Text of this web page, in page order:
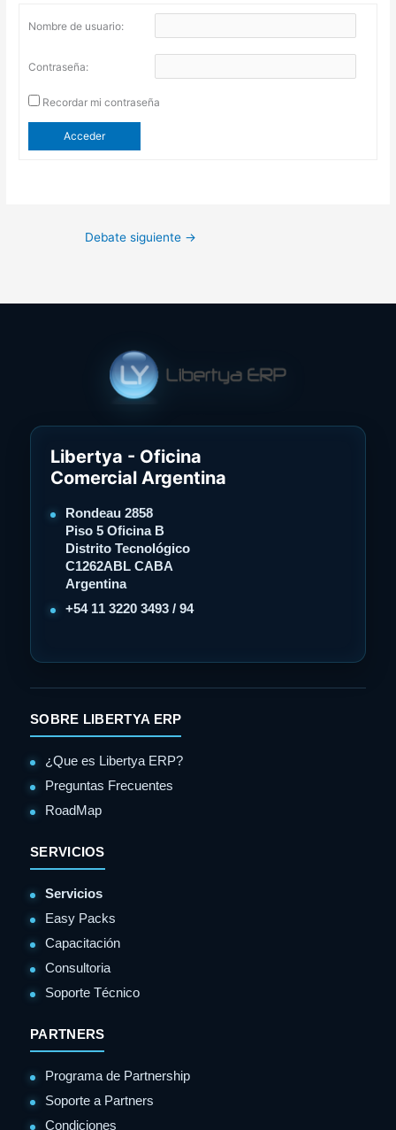
Nombre de usuario:
Contraseña:
Recordar mi contraseña
Acceder
Debate siguiente →
Libertya - Oficina
Comercial Argentina
Rondeau 2858
Piso 5 Oficina B
Distrito Tecnológico
C1262ABL CABA
Argentina
+54 11 3220 3493 / 94
SOBRE LIBERTYA ERP
¿Que es Libertya ERP?
Preguntas Frecuentes
RoadMap
SERVICIOS
Servicios
Easy Packs
Capacitación
Consultoria
Soporte Técnico
PARTNERS
Programa de Partnership
Soporte a Partners
Condiciones